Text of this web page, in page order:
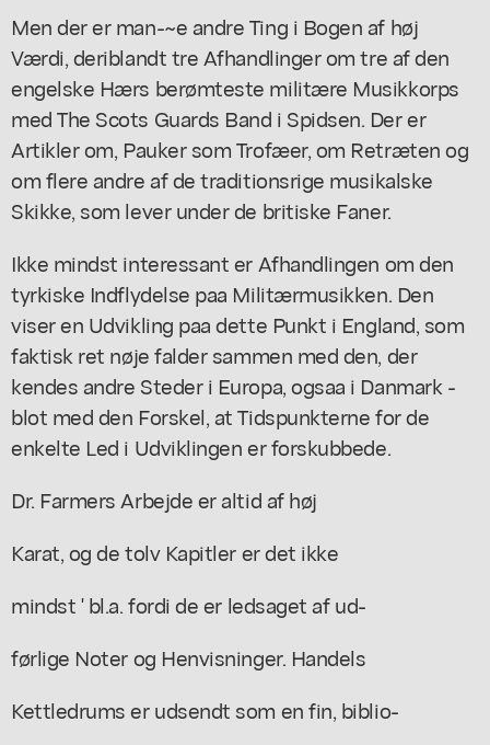
Men der er man-~e andre Ting i Bogen af høj
Værdi, deriblandt tre Afhandlinger om tre af den
engelske Hærs berømteste militære Musikkorps
med The Scots Guards Band i Spidsen. Der er
Artikler om, Pauker som Trofæer, om Retræten og
om flere andre af de traditionsrige musikalske
Skikke, som lever under de britiske Faner.
Ikke mindst interessant er Afhandlingen om den
tyrkiske Indflydelse paa Militærmusikken. Den
viser en Udvikling paa dette Punkt i England, som
faktisk ret nøje falder sammen med den, der
kendes andre Steder i Europa, ogsaa i Danmark -
blot med den Forskel, at Tidspunkterne for de
enkelte Led i Udviklingen er forskubbede.
Dr. Farmers Arbejde er altid af høj
Karat, og de tolv Kapitler er det ikke
mindst ' bl.a. fordi de er ledsaget af ud-
førlige Noter og Henvisninger. Handels
Kettledrums er udsendt som en fin, biblio-